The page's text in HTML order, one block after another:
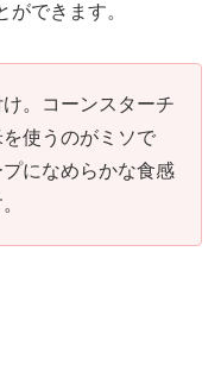
できます。
。コーンスターチ
使うのがミソで
になめらかな食感